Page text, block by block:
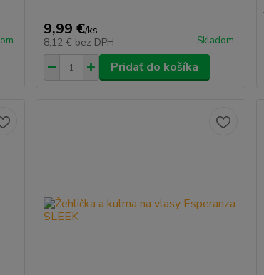
9,99 €/ks
8,12 € bez DPH Skladom
Pridať do košíka